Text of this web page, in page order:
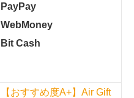
PayPay
WebMoney
Bit Cash
【おすすめ度A+】Air Gift